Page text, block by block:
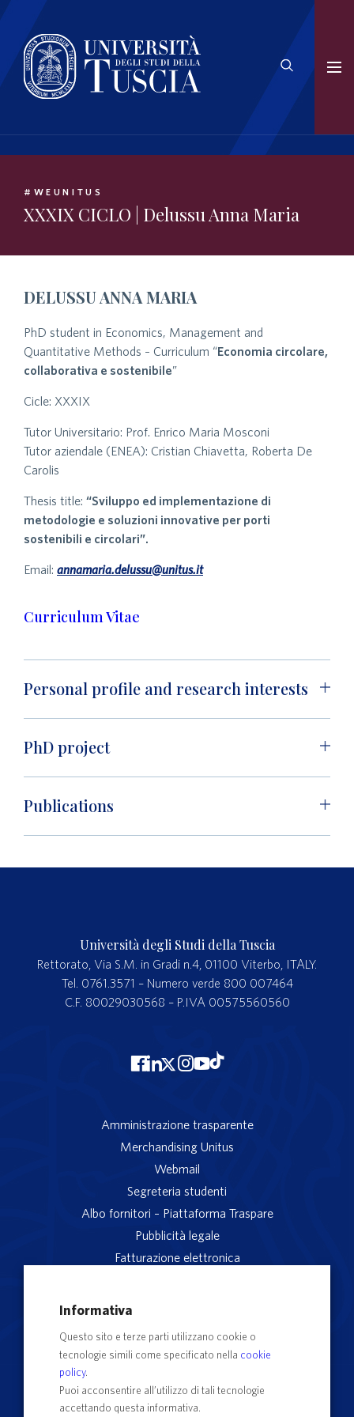
#WEUNITUS
XXXIX CICLO | Delussu Anna Maria
DELUSSU ANNA MARIA
PhD student in Economics, Management and
Quantitative Methods – Curriculum “Economia circolare,
collaborativa e sostenibile”
Cicle: XXXIX
Tutor Universitario: Prof. Enrico Maria Mosconi
Tutor aziendale (ENEA): Cristian Chiavetta, Roberta De
Carolis
Thesis title: “Sviluppo ed implementazione di
metodologie e soluzioni innovative per porti
sostenibili e circolari”.
Email: annamaria.delussu@unitus.it
Curriculum Vitae
Personal profile and research interests
PhD project
Publications
Università degli Studi della Tuscia
Rettorato, Via S.M. in Gradi n.4, 01100 Viterbo, ITALY.
Tel. 0761.3571 – Numero verde 800 007464
C.F. 80029030568 – P.IVA 00575560560
Amministrazione trasparente
Merchandising Unitus
Webmail
Segreteria studenti
Albo fornitori – Piattaforma Traspare
Pubblicità legale
Fatturazione elettronica
Servizio reclami
Sedi e Poli
Contatti e PEC
Informativa
Questo sito e terze parti utilizzano cookie o
tecnologie simili come specificato nella cookie
policy.
Puoi acconsentire all’utilizzo di tali tecnologie
accettando questa informativa.